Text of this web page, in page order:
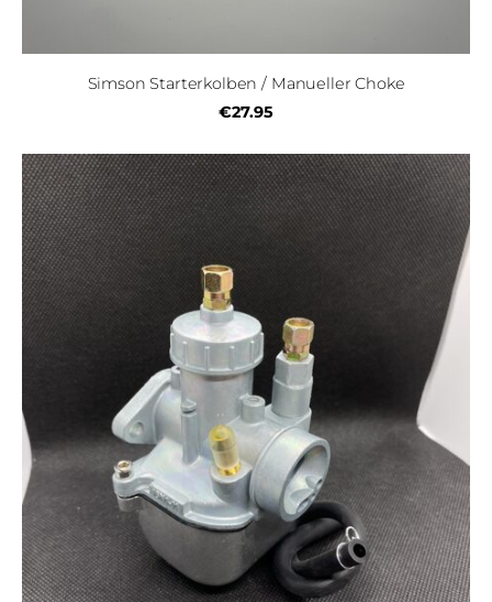
Simson Starterkolben / Manueller Choke
€27.95